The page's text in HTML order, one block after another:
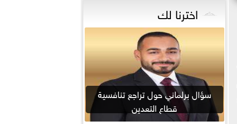
اخترنا لك
سؤال برلماني حول تراجع تنافسية
قطاع التعدين